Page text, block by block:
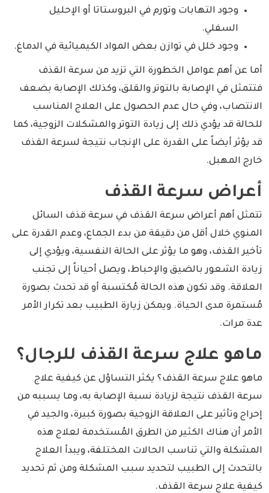
وجود التهابات وتورم في البروستاتا أو الإحليل
السفلي.
وجود خلل في توازن بعض المواد الكيميائية في الدماغ.
أما عن أهم عوامل الخطورة التي تزيد من سرعة القذف
فتتمثل في الإصابة بالتوتر والقلق، وكذلك الإصابة بضعف
الانتصاب، وفي حال عدم الحصول على العلاج المناسب
للحالة قد يؤدي ذلك إلى زيادة التوتر والمشكلات الزوجية، كما
قد يؤثر أيضاً على القدرة على الإنجاب نتيجة لسرعة القذف
خارج المهبل.
أعراض سرعة القذف
تتمثل أهم أعراض سرعة القذف في سرعة قذف السائل
المنوي خلال أقل من دقيقة من بدء الجماع، وعدم القدرة على
تأخير القذف، وهو ما يؤثر على الحالة النفسية، ويؤدي إلى
زيادة الشعور بالضيق والإحباط، ويصل أحياناً إلى تجنب
العلاقة. وقد تكون هذه الحالة مُكتسبة أو قد تحدث بصورة
مُستمرة مدى الحياة. ويمكن زيارة الطبيب بعد تكرار الأمر
عدة مرات.
ماهو علاج سرعة القذف للرجال؟
ماهو علاج سرعة القذف؟ يكثر التساؤل عن كيفية علاج
سرعة القذف نتيجة لزيادة نسبة الإصابة به، وما يسببه من
إحراج وتأثير على العلاقة الزوجية بصورة كبيرة، والجيد في
الأمر أن هناك الكثير من الطرق المُستخدمة لعلاج هذه
المشكلة والتي تناسب الحالات المختلفة، ويبدأ العلاج
بالتحدث إلى الطبيب لتحديد سبب المشكلة ومن ثم تحديد
كيفية علاج سرعة القذف.